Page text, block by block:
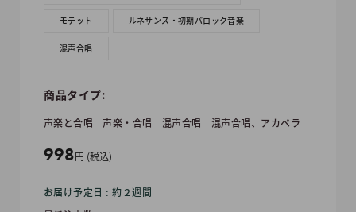
モテット ルネサンス・初期バロック音楽
混声合唱
商品タイプ:
声楽と合唱 声楽・合唱 混声合唱 混声合唱、アカペラ
販
価
998円 (税込)
お届け予定日 : 約２週間